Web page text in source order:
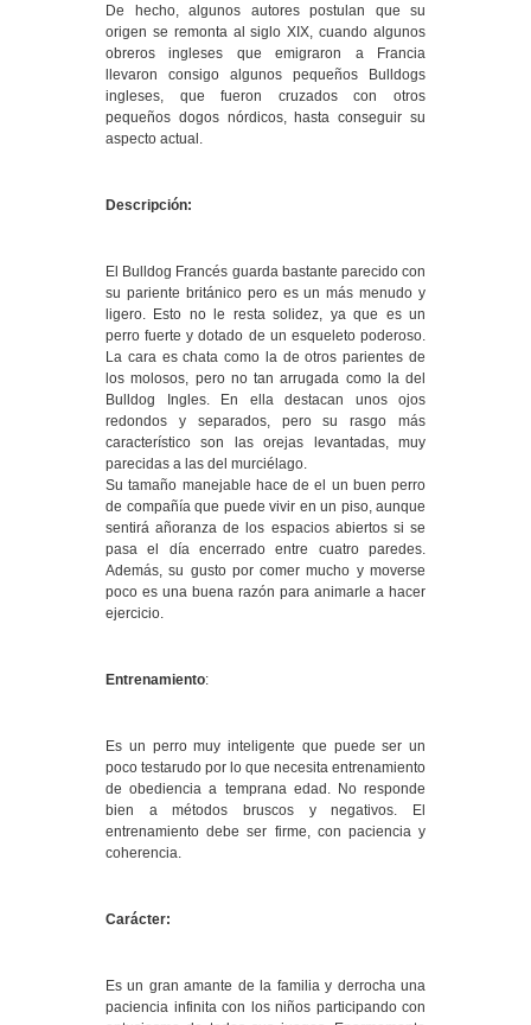
De hecho, algunos autores postulan que su
origen se remonta al siglo XIX, cuando algunos
obreros ingleses que emigraron a Francia
llevaron consigo algunos pequeños Bulldogs
ingleses, que fueron cruzados con otros
pequeños dogos nórdicos, hasta conseguir su
aspecto actual.
Descripción:
El Bulldog Francés guarda bastante parecido con
su pariente británico pero es un más menudo y
ligero. Esto no le resta solidez, ya que es un
perro fuerte y dotado de un esqueleto poderoso.
La cara es chata como la de otros parientes de
los molosos, pero no tan arrugada como la del
Bulldog Ingles. En ella destacan unos ojos
redondos y separados, pero su rasgo más
característico son las orejas levantadas, muy
parecidas a las del murciélago.
Su tamaño manejable hace de el un buen perro
de compañía que puede vivir en un piso, aunque
sentirá añoranza de los espacios abiertos si se
pasa el día encerrado entre cuatro paredes.
Además, su gusto por comer mucho y moverse
poco es una buena razón para animarle a hacer
ejercicio.
Entrenamiento:
Es un perro muy inteligente que puede ser un
poco testarudo por lo que necesita entrenamiento
de obediencia a temprana edad. No responde
bien a métodos bruscos y negativos. El
entrenamiento debe ser firme, con paciencia y
coherencia.
Carácter:
Es un gran amante de la familia y derrocha una
paciencia infinita con los niños participando con